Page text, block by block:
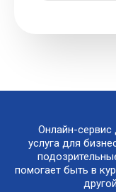
Онлайн-сервис
услуга для
помогает быть в